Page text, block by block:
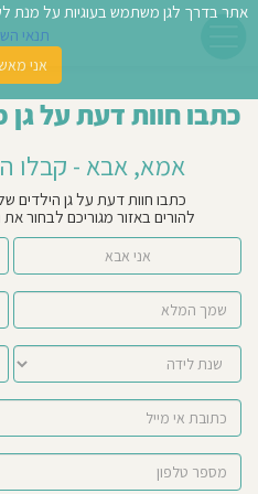
כתבו חוות דעת על גן
אמא, אבא - קבלו
כתבו חוות דעת על גן הילדים
להורים באזור מגוריכם לבחור את
אני אבא
אתר בדרך לגן משתמש בעוגיות על מנת
תנאי
אני